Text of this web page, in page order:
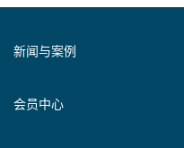
新闻与案例
会员中心